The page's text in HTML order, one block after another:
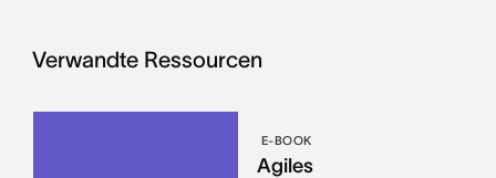
Verwandte Ressourcen
E-BOOK
Agiles